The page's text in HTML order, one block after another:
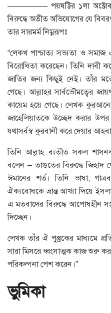
————— পয়ষট্টির ১লা
বিরুদ্ধে অতীত অভিযোগের যে
তার সারমর্ম নিম্নরূপঃ
“লেকখ পাশ্চাত্য সভ্যতা ও সমাজ
বিরোধিতা করেছেন। তিনি দাবী
জাতির জন্য কিছুই নেই। তাঁর
গেছে। আল্লাহর সার্বভৌমত্বের
কায়েম হয়ে গেছে। লেখক
জাহেলিয়াতকে উচ্ছেদ করার
যথাসর্বস্ব কুরবানী করে দেয়ার
তিনি আল্লাহ ব্যতীত সকল
বলেন – তাগুতের বিরুদ্ধে জিহাদ
ঈমানের শর্ত। তিনি ভাষা,
ঐক্যবোধকে ভ্রান্ত আখ্যা দিয়ে
এ মতবাদের বিরুদ্ধে আপোষহীন
দিচ্ছেন।
লেখক তাঁর ঐ পুস্তুকের মাধ্যমে
সারা মিসরে ধ্বংসাত্মক কাজ শুরু
পরিকল্পনা পেশ করেন।”
ভুমিকা